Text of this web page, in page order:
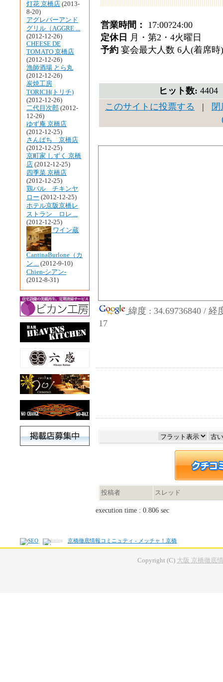
灯花 京橋店 (2013-
8-20)
アグレバーアンド
グリル（AGGRE ...
(2012-12-26)
CHEESE DE
TOMATO 京橋店
(2012-12-26)
漁師酒場 とら丸
(2012-12-26)
炭焼工房
TORICH(トリチ)
(2012-12-26)
二代目次郎 (2012-
12-26)
ゆず庵 京橋店
(2012-12-25)
さんぱち 京橋店
(2012-12-25)
京町家 しずく 京橋
店 (2012-12-25)
四季菜 京橋店
(2012-12-25)
鶏バル チキンヤ
ロー (2012-12-25)
ホテル京阪京橋レ
ストラン ロレ ...
(2012-12-25)
ワイン蔵
CantinaBurlone（カ
ン ... (2012-9-10)
Chien-シアン-
(2012-8-31)
営業時間：
17:00?24:00
定休日 月・第2・4火曜日
予約 宴会最大人数 6人(着席時)
ヒット数:
このサイトに投票する |
緯度 : 34.69736840 / 経
17
投稿者 スレッド
execution time : 0.806 sec
京橋徹底情報コミニュティ - メッチャ！京橋
Copyright (C) 大阪 京橋徹底